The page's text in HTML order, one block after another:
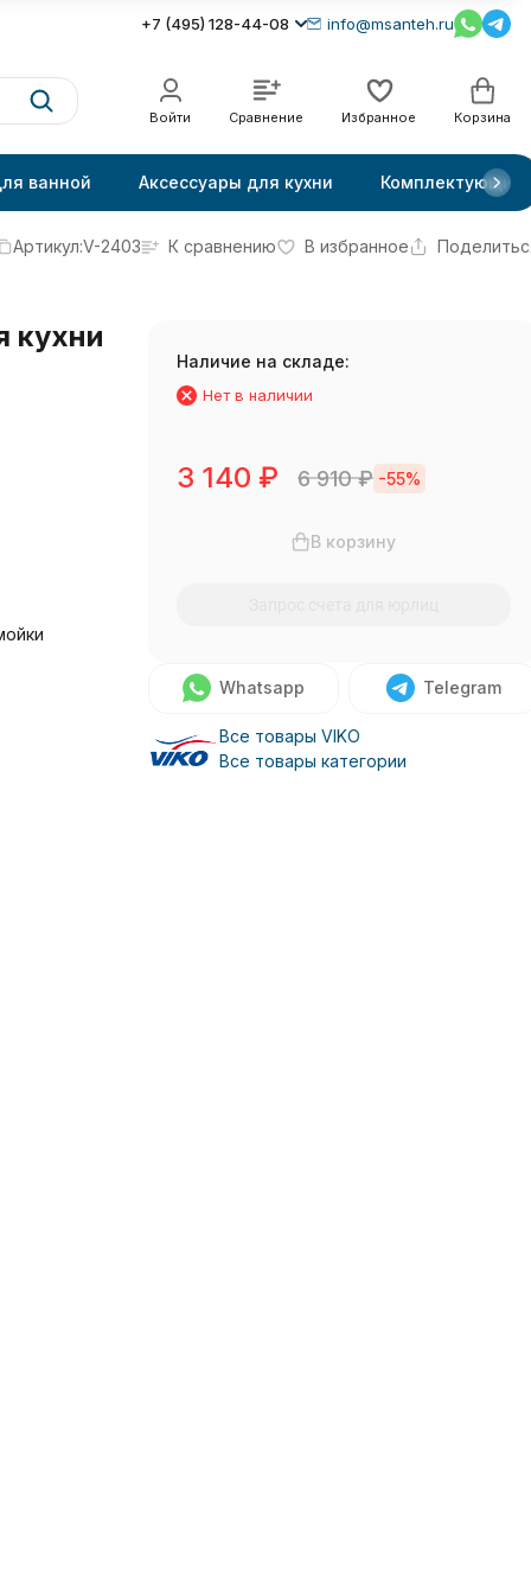
+7 (495) 128-44-08 info@msanteh.ru
Войти Сравнение Избранное Корзина
ванной Аксессуары для кухни Комплектующие
Артикул:V-2403 К сравнению В избранное
кухни
Наличие на складе:
Нет в наличии
3 140 ₽ 6 910₽ -55%
В корзину
Whatsapp Telegram
Все товары VIKO
Все товары категории